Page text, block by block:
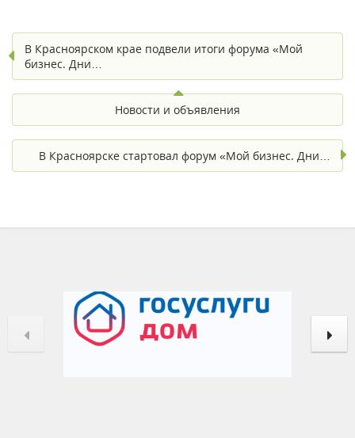
В Красноярском крае подвели итоги форума «Мой
бизнес. Дни…
Новости и объявления
В Красноярске стартовал форум «Мой бизнес. Дни…